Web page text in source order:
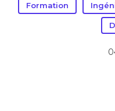
Formation